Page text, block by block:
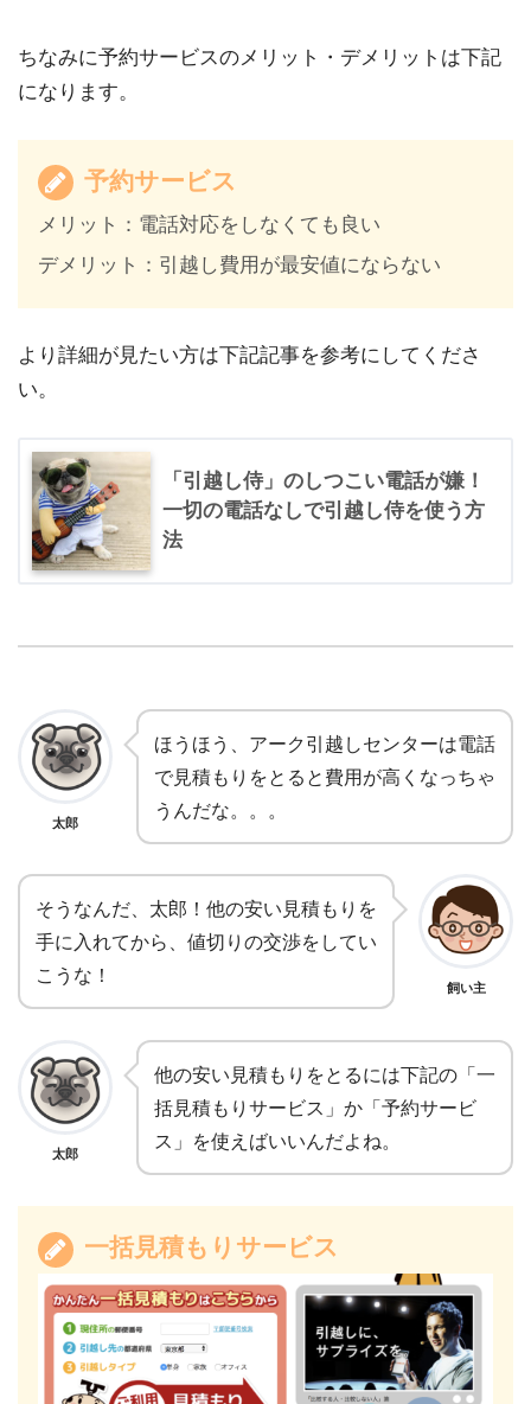
ちなみに予約サービスのメリット・デメリットは下記
になります。
予約サービス
メリット：電話対応をしなくても良い
デメリット：引越し費用が最安値にならない
より詳細が見たい方は下記記事を参考にしてくださ
い。
「引越し侍」のしつこい電話が嫌！
一切の電話なしで引越し侍を使う方
法
太郎
ほうほう、アーク引越しセンターは電話
で見積もりをとると費用が高くなっちゃ
うんだな。。。
そうなんだ、太郎！他の安い見積もりを
手に入れてから、値切りの交渉をしてい
こうな！
飼い主
太郎
他の安い見積もりをとるには下記の「一
括見積もりサービス」か「予約サービ
ス」を使えばいいんだよね。
一括見積もりサービス